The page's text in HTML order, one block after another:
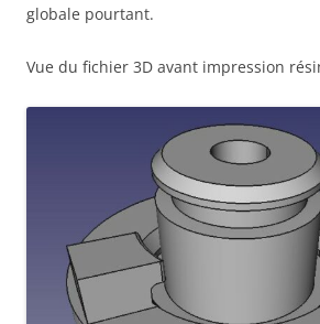
globale pourtant.
Vue du fichier 3D avant impression